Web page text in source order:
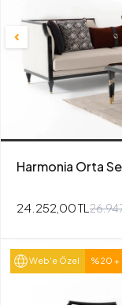
Harmonia Orta
24.252,00 TL
Web'e Özel %20 +